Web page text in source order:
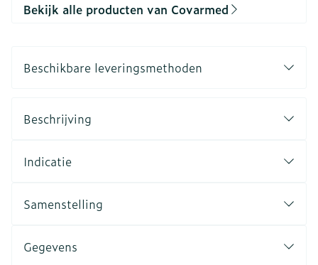
Bekijk alle producten van Covarmed
Beschikbare leveringsmethoden
Beschrijving
Indicatie
Samenstelling
Gegevens